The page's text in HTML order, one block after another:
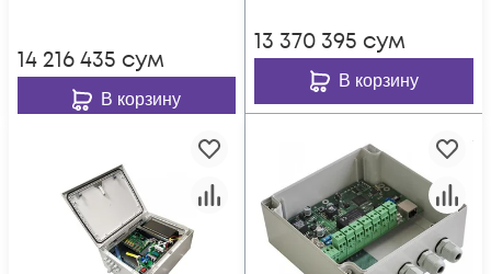
14 216 435 сум
В корзину
13 370 395 сум
В корзину